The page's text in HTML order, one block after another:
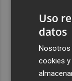
Uso
datos
cookies